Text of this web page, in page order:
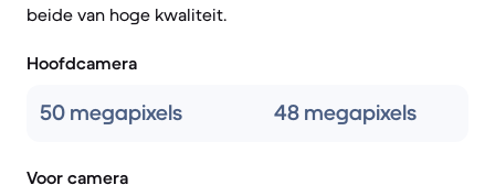
beide van hoge kwaliteit.
Hoofdcamera
50 megapixels 48 megapixels
Voor camera